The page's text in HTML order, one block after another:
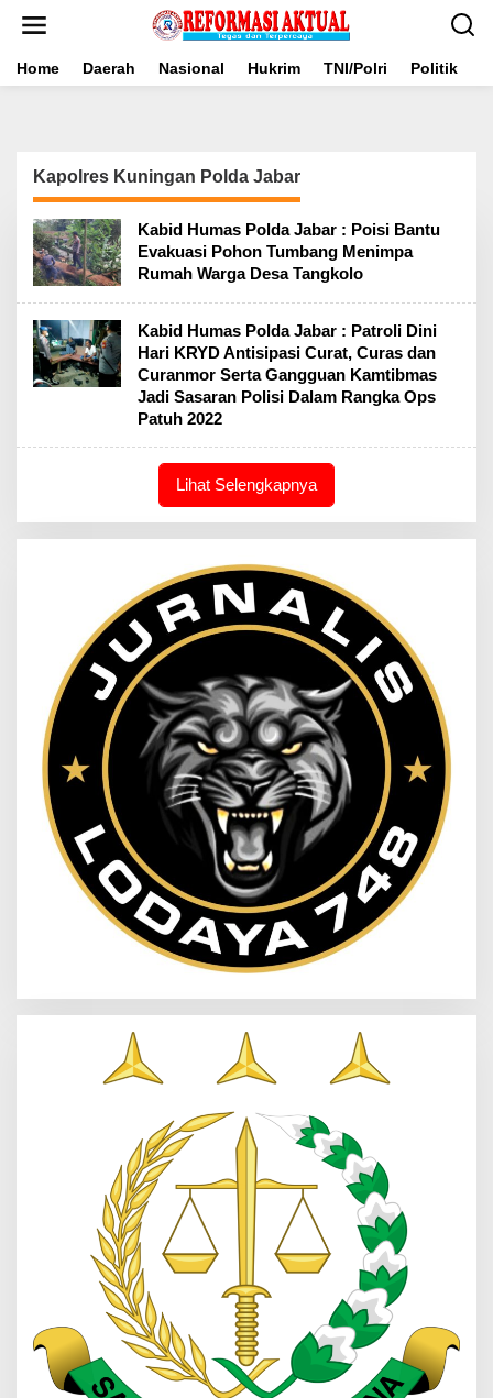
Home Daerah Nasional Hukrim TNI/Polri Politik
Kapolres Kuningan Polda Jabar
Kabid Humas Polda Jabar : Poisi Bantu
Evakuasi Pohon Tumbang Menimpa
Rumah Warga Desa Tangkolo
Kabid Humas Polda Jabar : Patroli Dini
Hari KRYD Antisipasi Curat, Curas dan
Curanmor Serta Gangguan Kamtibmas
Jadi Sasaran Polisi Dalam Rangka Ops
Patuh 2022
Lihat Selengkapnya